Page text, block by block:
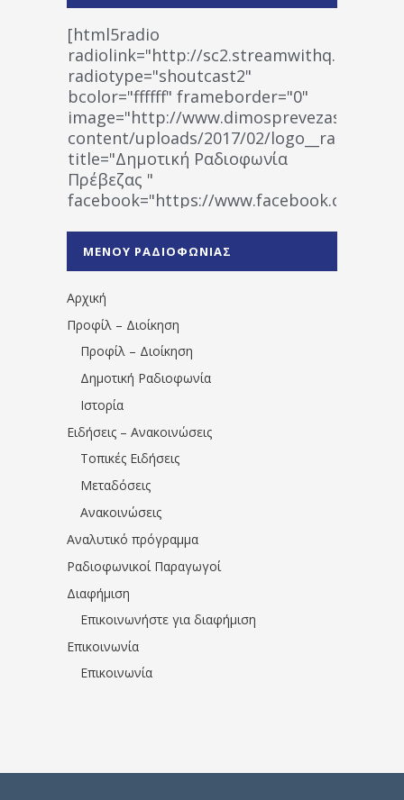
[html5radio
radiolink="http://
radiotype="shoutcast2"
bcolor="ffffff" frameborder="0"
image="http://www.dimosprevezas.gr/wp-
content/uploads/2017/02/
title="Δημοτική Ραδιοφωνία
Πρέβεζας "
facebook="https://www.facebook.com/
1531194763766854/" artist="" ]
ΜΕΝΟΥ ΡΑΔΙΟΦΩΝΙΑΣ
Αρχική
Προφίλ – Διοίκηση
Προφίλ – Διοίκηση
Δημοτική Ραδιοφωνία
Ιστορία
Ειδήσεις – Ανακοινώσεις
Τοπικές Ειδήσεις
Μεταδόσεις
Ανακοινώσεις
Αναλυτικό πρόγραμμα
Ραδιοφωνικοί Παραγωγοί
Διαφήμιση
Επικοινωνήστε για διαφήμιση
Επικοινωνία
Επικοινωνία